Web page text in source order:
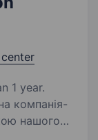
1 year.
компанія-
нашого